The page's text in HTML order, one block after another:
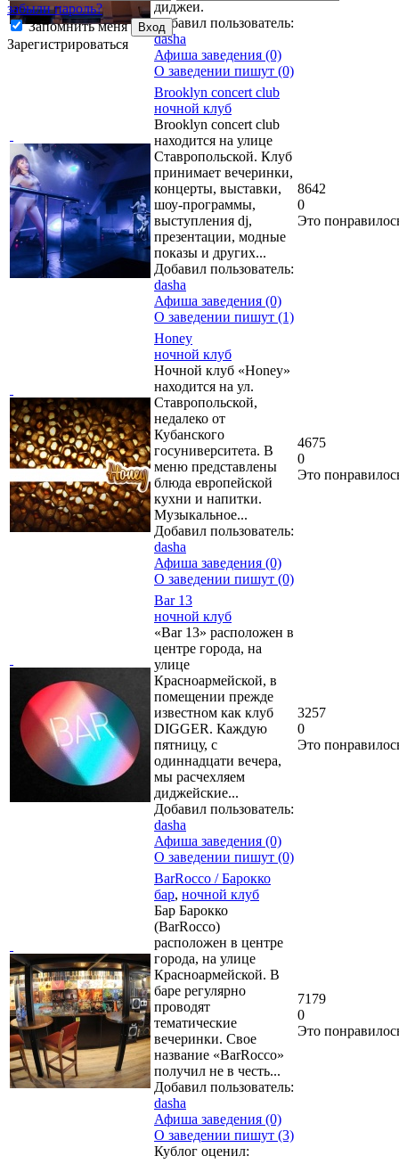
забыли пароль?
Запомнить меня
Вход
Зарегистрироваться
диджеи.
Добавил пользователь:
dasha
Афиша заведения (0)
О заведении пишут (0)
Brooklyn concert club
ночной клуб
Brooklyn concert club
находится на улице
Ставропольской. Клуб
принимает вечеринки,
концерты, выставки,
шоу-программы,
выступления dj,
презентации, модные
показы и других...
Добавил пользователь:
dasha
Афиша заведения (0)
О заведении пишут (1)
8642
0
Это
Honey
ночной клуб
Ночной клуб «Honey»
находится на ул.
Ставропольской,
недалеко от
Кубанского
госуниверситета. В
меню представлены
блюда европейской
кухни и напитки.
Музыкальное...
Добавил пользователь:
dasha
Афиша заведения (0)
О заведении пишут (0)
4675
0
Это
Bar 13
ночной клуб
«Bar 13» расположен в
центре города, на
улице
Красноармейской, в
помещении прежде
известном как клуб
DIGGER. Каждую
пятницу, с
одиннадцати вечера,
мы расчехляем
диджейские...
Добавил пользователь:
dasha
Афиша заведения (0)
О заведении пишут (0)
3257
0
Это
BarRocco / Барокко
бар, ночной клуб
Бар Барокко
(BarRocco)
расположен в центре
города, на улице
Красноармейской. В
баре регулярно
проводят
тематические
вечеринки. Свое
название «BarRocco»
получил не в честь...
Добавил пользователь:
dasha
Афиша заведения (0)
О заведении пишут (3)
Кублог оценил:
7179
0
Это